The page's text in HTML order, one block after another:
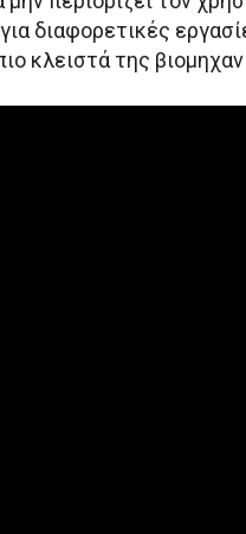
για διαφορετικές
κλειστά της